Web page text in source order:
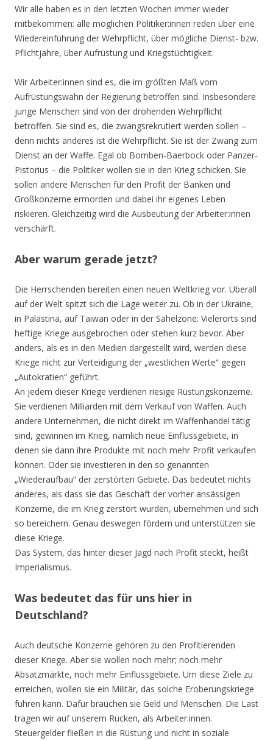
Wir alle haben es in den letzten Wochen immer wieder
mitbekommen: alle möglichen Politiker:innen reden über eine
Wiedereinführung der Wehrpflicht, über mögliche Dienst- bzw.
Pflichtjahre, über Aufrüstung und Kriegstüchtigkeit.
Wir Arbeiter:innen sind es, die im größten Maß vom
Aufrüstungswahn der Regierung betroffen sind. Insbesondere
junge Menschen sind von der drohenden Wehrpflicht
betroffen. Sie sind es, die zwangsrekrutiert werden sollen –
denn nichts anderes ist die Wehrpflicht. Sie ist der Zwang zum
Dienst an der Waffe. Egal ob Bomben-Baerbock oder Panzer-
Pistorius – die Politiker wollen sie in den Krieg schicken. Sie
sollen andere Menschen für den Profit der Banken und
Großkonzerne ermorden und dabei ihr eigenes Leben
riskieren. Gleichzeitig wird die Ausbeutung der Arbeiter:innen
verschärft.
Aber warum gerade jetzt?
Die Herrschenden bereiten einen neuen Weltkrieg vor. Überall
auf der Welt spitzt sich die Lage weiter zu. Ob in der Ukraine,
in Palästina, auf Taiwan oder in der Sahelzone: Vielerorts sind
heftige Kriege ausgebrochen oder stehen kurz bevor. Aber
anders, als es in den Medien dargestellt wird, werden diese
Kriege nicht zur Verteidigung der „westlichen Werte“ gegen
„Autokratien“ geführt.
An jedem dieser Kriege verdienen riesige Rüstungskonzerne.
Sie verdienen Milliarden mit dem Verkauf von Waffen. Auch
andere Unternehmen, die nicht direkt im Waffenhandel tätig
sind, gewinnen im Krieg, nämlich neue Einflussgebiete, in
denen sie dann ihre Produkte mit noch mehr Profit verkaufen
können. Oder sie investieren in den so genannten
„Wiederaufbau“ der zerstörten Gebiete. Das bedeutet nichts
anderes, als dass sie das Geschäft der vorher ansässigen
Konzerne, die im Krieg zerstört wurden, übernehmen und sich
so bereichern. Genau deswegen fördern und unterstützen sie
diese Kriege.
Das System, das hinter dieser Jagd nach Profit steckt, heißt
Imperialismus.
Was bedeutet das für uns hier in
Deutschland?
Auch deutsche Konzerne gehören zu den Profitierenden
dieser Kriege. Aber sie wollen noch mehr; noch mehr
Absatzmärkte, noch mehr Einflussgebiete. Um diese Ziele zu
erreichen, wollen sie ein Militär, das solche Eroberungskriege
führen kann. Dafür brauchen sie Geld und Menschen. Die Last
tragen wir auf unserem Rücken, als Arbeiter:innen.
Steuergelder fließen in die Rüstung und nicht in soziale